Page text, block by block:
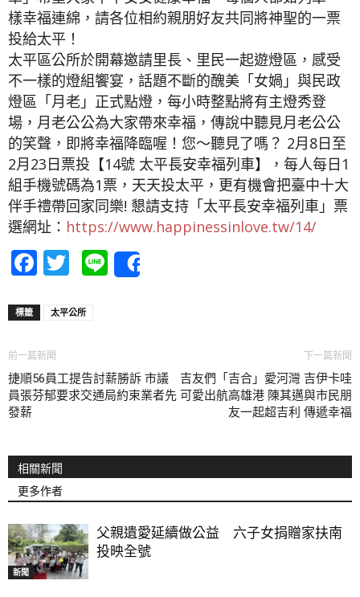
樣幸福連綿，請各位相約親朋好友共同將神聖的一票
投給太平！
太平區公所於開幕邀請里長、里民一起遊燈區，感受
不一樣的燈組饗宴，話題不斷的醜美「女媧」與民政
燈區「月老」正式點燈，每小時整點將有主燈秀登
場，月老公公為大家帶來幸福，傳說中聽見月老公公
的笑聲，即將幸福降臨喔！您～聽見了嗎？ 2月8日至
2月23日票投【14號 太平長安幸福列車】，每人每日1
組手機號碼為1票，天天投太平，更有機會把臺中十大
伴手禮帶回家同樂! 懇請支持「太平長安幸福列車」票
選網址： https://www.happinessinlove.tw/14/
Facebook
Twitter
Line
標籤 太平公所
前一篇新聞
捷順56員工提告討薪勝訴 市議
員張芬郁要求交通局約束業者先
發薪
下一篇新聞
吉友們「吉合」愛河灣 吉伊卡哇
可愛出航高雄港 陳其邁與市民朋
友一起超吉利 傳遞幸福
相關新聞
更多作者
新聞
父親遺愛延續做公益 六子女捐贈家扶南
投映全號